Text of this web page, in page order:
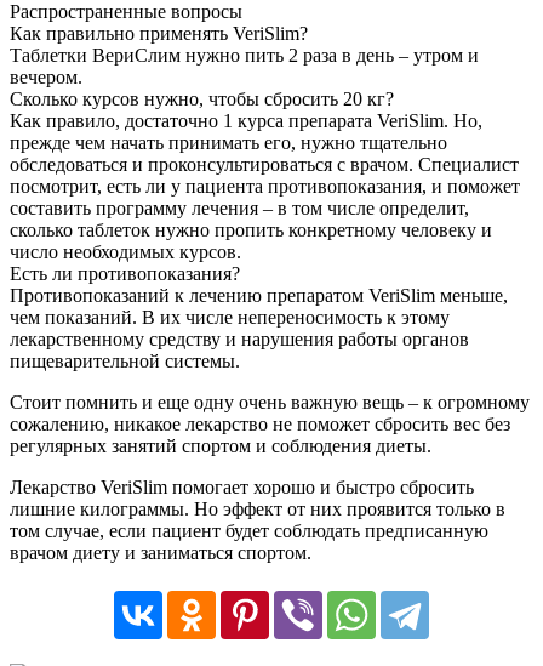
Распространенные вопросы
Как правильно применять VeriSlim?
Таблетки ВериСлим нужно пить 2 раза в день – утром и
вечером.
Сколько курсов нужно, чтобы сбросить 20 кг?
Как правило, достаточно 1 курса препарата VeriSlim. Но,
прежде чем начать принимать его, нужно тщательно
обследоваться и проконсультироваться с врачом. Специалист
посмотрит, есть ли у пациента противопоказания, и поможет
составить программу лечения – в том числе определит,
сколько таблеток нужно пропить конкретному человеку и
число необходимых курсов.
Есть ли противопоказания?
Противопоказаний к лечению препаратом VeriSlim меньше,
чем показаний. В их числе непереносимость к этому
лекарственному средству и нарушения работы органов
пищеварительной системы.
Стоит помнить и еще одну очень важную вещь – к огромному
сожалению, никакое лекарство не поможет сбросить вес без
регулярных занятий спортом и соблюдения диеты.
Лекарство VeriSlim помогает хорошо и быстро сбросить
лишние килограммы. Но эффект от них проявится только в
том случае, если пациент будет соблюдать предписанную
врачом диету и заниматься спортом.